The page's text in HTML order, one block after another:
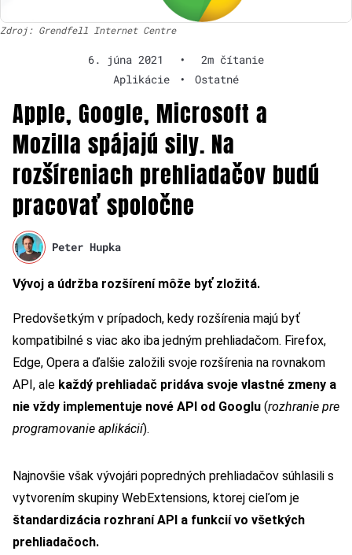
Zdroj: Grendfell Internet Centre
6. júna 2021 •
2m čítanie
Aplikácie
• Ostatné
Apple, Google, Microsoft a
Mozilla spájajú sily. Na
rozšíreniach prehliadačov budú
pracovať spoločne
Peter Hupka
Vývoj a údržba rozšírení môže byť zložitá.
Predovšetkým v prípadoch, kedy rozšírenia majú byť
kompatibilné s viac ako iba jedným prehliadačom. Firefox,
Edge, Opera a ďalšie založili svoje rozšírenia na rovnakom
API, ale každý prehliadač pridáva svoje vlastné zmeny a
nie vždy implementuje nové API od Googlu (rozhranie pre
programovanie aplikácií).
Najnovšie však vývojári popredných prehliadačov súhlasili s
vytvorením skupiny WebExtensions, ktorej cieľom je
štandardizácia rozhraní API a funkcií vo všetkých
prehliadačoch.